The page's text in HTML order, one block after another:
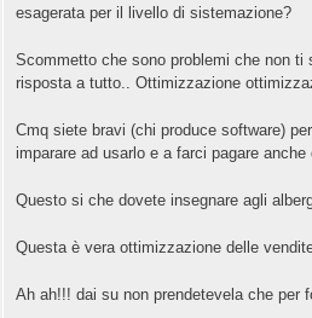
esagerata per il livello di sistemazione?
Scommetto che sono problemi che non ti
risposta a tutto.. Ottimizzazione
Cmq siete bravi (chi produce software)
imparare ad usarlo e a farci pagare
Questo si che dovete insegnare agli
Questa è vera ottimizzazione delle
Ah ah!!! dai su non prendetevela che per